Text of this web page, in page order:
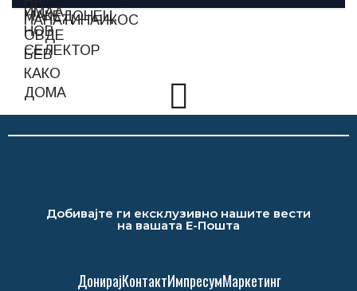
Добивајте ги ексклузивно нашите вести
на вашата Е-Пошта
ДонирајКонтактИмпресумМаркетинг